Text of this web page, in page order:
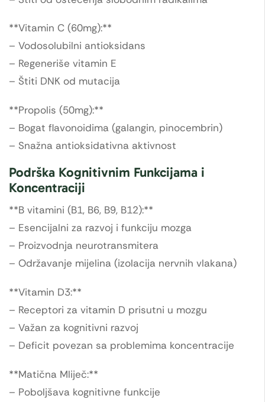
**Vitamin C (60mg):**
– Vodosolubilni antioksidans
– Regeneriše vitamin E
– Štiti DNK od mutacija
**Propolis (50mg):**
– Bogat flavonoidima (galangin, pinocembrin)
– Snažna antioksidativna aktivnost
Podrška Kognitivnim Funkcijama i
Koncentraciji
**B vitamini (B1, B6, B9, B12):**
– Esencijalni za razvoj i funkciju mozga
– Proizvodnja neurotransmitera
– Održavanje mijelina (izolacija nervnih vlakana)
**Vitamin D3:**
– Receptori za vitamin D prisutni u mozgu
– Važan za kognitivni razvoj
– Deficit povezan sa problemima koncentracije
**Matična Mliječ:**
– Poboljšava kognitivne funkcije